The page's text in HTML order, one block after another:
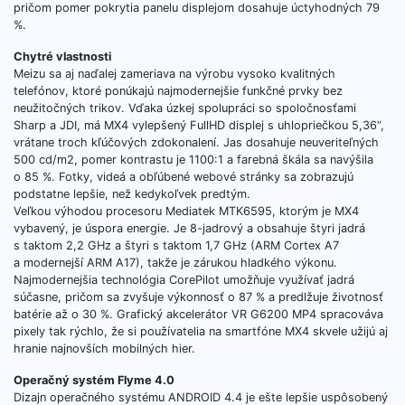
pričom pomer pokrytia panelu displejom dosahuje úctyhodných 79
%.
Chytré vlastnosti
Meizu sa aj naďalej zameriava na výrobu vysoko kvalitných
telefónov, ktoré ponúkajú najmodernejšie funkčné prvky bez
neužitočných trikov. Vďaka úzkej spolupráci so spoločnosťami
Sharp a JDI, má MX4 vylepšený FullHD displej s uhlopriečkou 5,36“,
vrátane troch kľúčových zdokonalení. Jas dosahuje neuveriteľných
500 cd/m2, pomer kontrastu je 1100:1 a farebná škála sa navýšila
o 85 %. Fotky, videá a obľúbené webové stránky sa zobrazujú
podstatne lepšie, než kedykoľvek predtým.
Veľkou výhodou procesoru Mediatek MTK6595, ktorým je MX4
vybavený, je úspora energie. Je 8-jadrový a obsahuje štyri jadrá
s taktom 2,2 GHz a štyri s taktom 1,7 GHz (ARM Cortex A7
a modernejší ARM A17), takže je zárukou hladkého výkonu.
Najmodernejšia technológia CorePilot umožňuje využívať jadrá
súčasne, pričom sa zvyšuje výkonnosť o 87 % a predlžuje životnosť
batérie až o 30 %. Grafický akcelerátor VR G6200 MP4 spracováva
pixely tak rýchlo, že si používatelia na smartfóne MX4 skvele užijú aj
hranie najnovších mobilných hier.
Operačný systém Flyme 4.0
Dizajn operačného systému ANDROID 4.4 je ešte lepšie uspôsobený